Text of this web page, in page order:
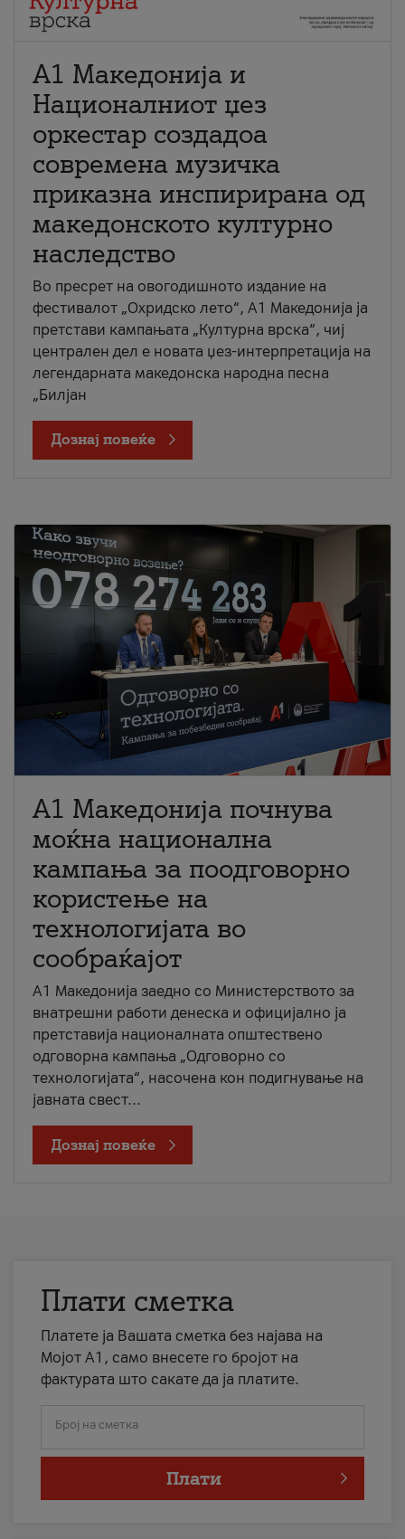
А1 Македонија и
Националниот џез
оркестар создадоа
современа музичка
приказна инспирирана од
македонското културно
наследство
Во пресрет на овогодишното издание на
фестивалот „Охридско лето“, А1 Македонија ја
претстави кампањата „Културна врска“, чиј
централен дел е новата џез-интерпретација на
легендарната македонска народна песна
„Билјан
Дознај повеќе
A1 Македонија почнува
моќна национална
кампања за поодговорно
користење на
технологијата во
сообраќајот
A1 Македонија заедно со Министерството за
внатрешни работи денеска и официјално ја
претставија националната општествено
одговорна кампања „Одговорно со
технологијата“, насочена кон подигнување на
јавната свест...
Дознај повеќе
Плати сметка
Платете ја Вашата сметка без најава на
Мојот А1, само внесете го бројот на
фактурата што сакате да ја платите.
Број на сметка
Плати